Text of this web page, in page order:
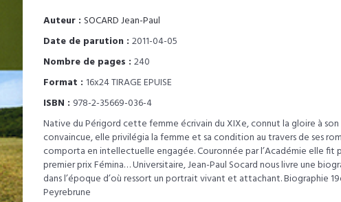
Auteur : SOCARD Jean-Paul
Date de parution : 2011-04-05
Nombre de pages : 240
Format : 16x24 TIRAGE EPUISE
ISBN : 978-2-35669-036-4
Native du Périgord cette femme écrivain du XIXe, connut la gloire à
convaincue, elle privilégia la femme et sa condition au travers de ses
comporta en intellectuelle engagée. Couronnée par l’Académie elle fit
premier prix Fémina… Universitaire, Jean-Paul Socard nous livre une
dans l’époque d’où ressort un portrait vivant et attachant. Biographie
Peyrebrune